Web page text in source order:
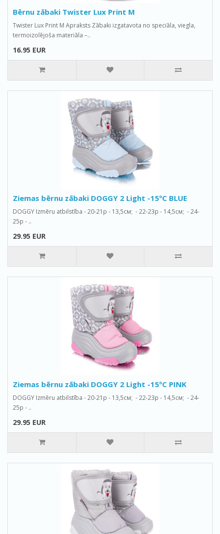
Bērnu zābaki Twister Lux Print M
Twister Lux Print M Apraksts Zābaki izgatavota no speciāla, viegla,
termoizolējoša materiāla –..
16.95 EUR
Ziemas bērnu zābaki DOGGY 2 Light -15ºС BLUE
DOGGY Izmēru atbilstība - 20-21р - 13,5см; - 22-23р - 14,5см; - 24-
25р - ..
29.95 EUR
Ziemas bērnu zābaki DOGGY 2 Light -15ºС PINK
DOGGY Izmēru atbilstība - 20-21р - 13,5см; - 22-23р - 14,5см; - 24-
25р - ..
29.95 EUR